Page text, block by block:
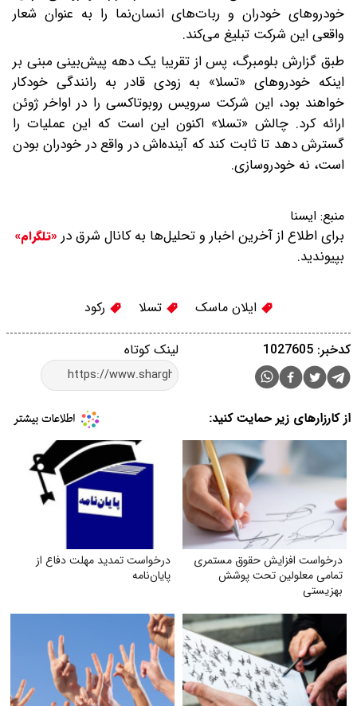
خودروهای خودران و ربات‌های انسان‌نما را به عنوان شعار
واقعی این شرکت تبلیغ می‌کند.
طبق گزارش بلومبرگ، پس از تقریبا یک دهه پیش‌بینی مبنی بر
اینکه خودروهای «تسلا» به زودی قادر به رانندگی خودکار
خواهند بود، این شرکت سرویس روبوتاکسی را در اواخر ژوئن
ارائه کرد. چالش «تسلا» اکنون این است که این عملیات را
گسترش دهد تا ثابت کند که آینده‌اش در واقع در خودران بودن
است، نه خودروسازی.
منبع: ایسنا
برای اطلاع از آخرین اخبار و تحلیل‌ها به کانال شرق در «تلگرام»
بپیوندید.
ایلان ماسک تسلا رکود
لینک کوتاه کدخبر: 1027605
از کارزارهای زیر حمایت کنید:
درخواست افزایش حقوق مستمری
تمامی معلولین تحت پوشش
بهزیستی
درخواست تمدید مهلت دفاع از
پایان‌نامه